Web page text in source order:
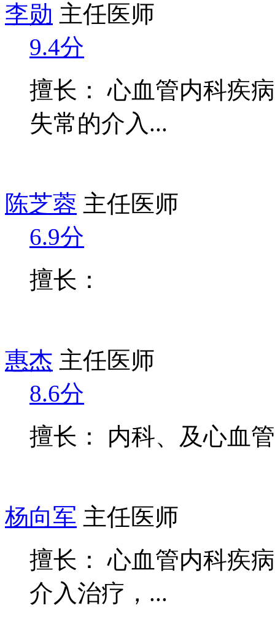
李勋 主任医师
9.4分
擅长： 心血管内科疾
失常的介入...
陈芝蓉 主任医师
6.9分
擅长：
惠杰 主任医师
8.6分
擅长： 内科、及心血
杨向军 主任医师
擅长： 心血管内科疾
介入治疗，...